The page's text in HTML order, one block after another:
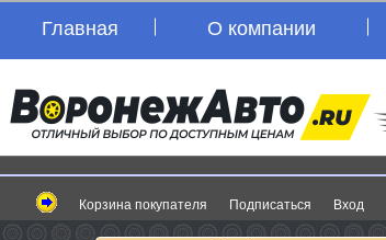
Главная О компании
Корзина покупателя Подписаться Вход